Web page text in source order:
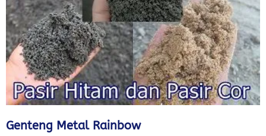
Genteng Metal Rainbow